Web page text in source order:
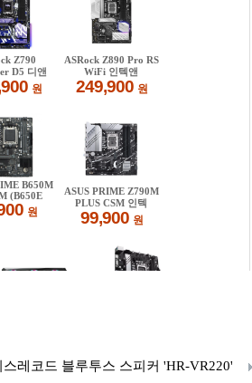
레코드 블루투스 스피커 'HR-VR220'